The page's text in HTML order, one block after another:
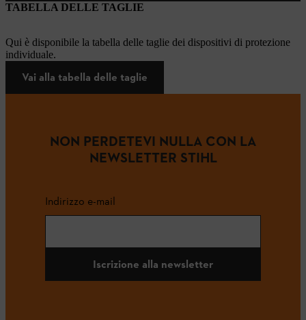
TABELLA DELLE TAGLIE
Qui è disponibile la tabella delle taglie dei dispositivi di protezione
individuale.
Vai alla tabella delle taglie
NON PERDETEVI NULLA CON LA
NEWSLETTER STIHL
Indirizzo e-mail
Iscrizione alla newsletter